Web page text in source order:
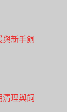
新手飼